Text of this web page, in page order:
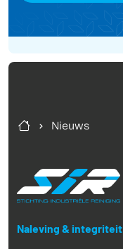
Nieuws
Naleving & integriteit